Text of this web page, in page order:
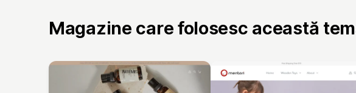
Magazine care folosesc această